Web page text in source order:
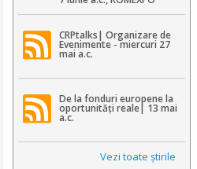
CRPtalks| Organizare de
Evenimente - miercuri 27
mai a.c.
De la fonduri europene la
oportunități reale| 13 mai
a.c.
Vezi toate ştirile